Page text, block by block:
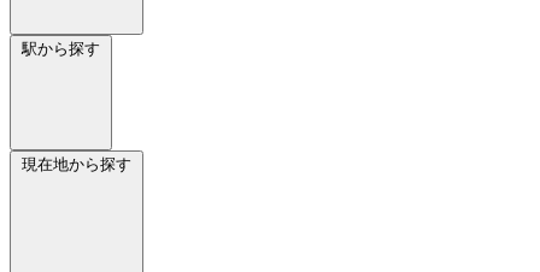
駅から探す
現在地から探す